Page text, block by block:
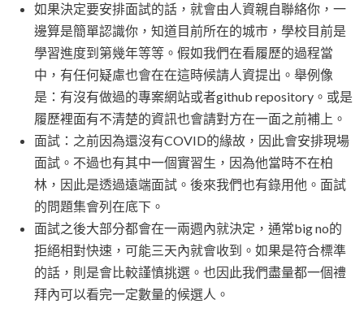
如果決定要安排面試的話，就會由人資親自聯絡你，一
邊算是簡單認識你，知道目前所在的城市，學校目前是
學習進度到第幾年等等。假如我們在看履歷的過程當
中，有任何疑慮也會在在這時候請人資提出。舉例像
是：有沒有做過的專案網站或者github repository。或是
履歷裡面有不清楚的資訊也會請對方在一面之前補上。
面試：之前因為還沒有COVID的緣故，因此會安排現場
面試。不過也有其中一個實習生，因為他當時不在柏
林，因此是透過遠端面試。後來我們也有錄用他。面試
的問題集會列在底下。
面試之後大部分都會在一兩週內就決定，通常big no的
拒絕相對快速，可能三天內就會收到。如果是符合標準
的話，則是會比較謹慎挑選。也因此我們盡量都一個禮
拜內可以看完一定數量的候選人。